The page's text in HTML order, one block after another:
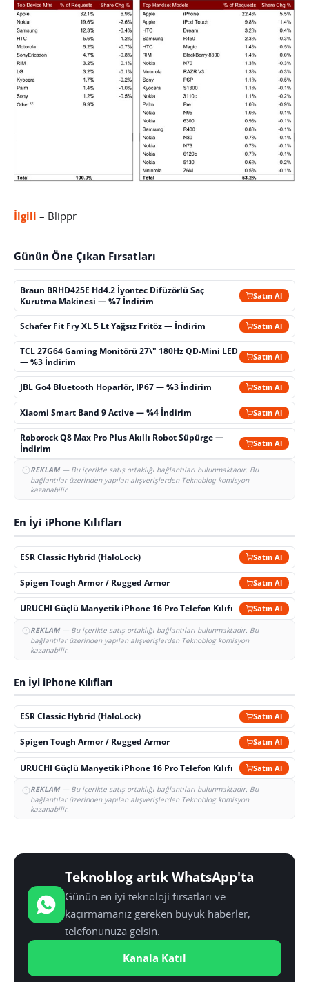
İlgili – Blippr
Günün Öne Çıkan Fırsatları
Braun BRHD425E Hd4.2 İyontec Difüzörlü Saç
Kurutma Makinesi — %7 İndirim
Satın Al
Schafer Fit Fry XL 5 Lt Yağsız Fritöz — İndirim Satın Al
TCL 27G64 Gaming Monitörü 27\" 180Hz QD-Mini LED
— %3 İndirim
Satın Al
JBL Go4 Bluetooth Hoparlör, IP67 — %3 İndirim Satın Al
Xiaomi Smart Band 9 Active — %4 İndirim Satın Al
Roborock Q8 Max Pro Plus Akıllı Robot Süpürge —
İndirim
Satın Al
REKLAM— Bu içerikte satış ortaklığı bağlantıları bulunmaktadır. Bu
bağlantılar üzerinden yapılan alışverişlerden Teknoblog komisyon
kazanabilir.
En İyi iPhone Kılıfları
ESR Classic Hybrid (HaloLock) Satın Al
Spigen Tough Armor / Rugged Armor Satın Al
URUCHI Güçlü Manyetik iPhone 16 Pro Telefon Kılıfı Satın Al
REKLAM— Bu içerikte satış ortaklığı bağlantıları bulunmaktadır. Bu
bağlantılar üzerinden yapılan alışverişlerden Teknoblog komisyon
kazanabilir.
En İyi iPhone Kılıfları
ESR Classic Hybrid (HaloLock) Satın Al
Spigen Tough Armor / Rugged Armor Satın Al
URUCHI Güçlü Manyetik iPhone 16 Pro Telefon Kılıfı Satın Al
REKLAM— Bu içerikte satış ortaklığı bağlantıları bulunmaktadır. Bu
bağlantılar üzerinden yapılan alışverişlerden Teknoblog komisyon
kazanabilir.
Teknoblog artık WhatsApp'ta
Günün en iyi teknoloji fırsatları ve
kaçırmamanız gereken büyük haberler,
telefonunuza gelsin.
Kanala Katıl